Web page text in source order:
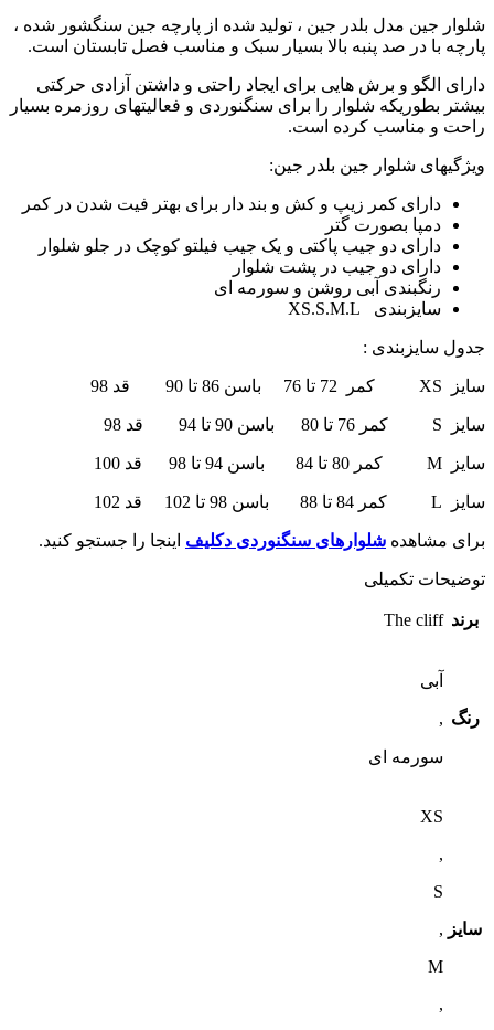
شلوار جین مدل بلدر جین ، تولید شده از پارچه جین سنگشور شده ،
پارچه با در صد پنبه بالا بسیار سبک و مناسب فصل تابستان است.
دارای الگو و برش هایی برای ایجاد راحتی و داشتن آزادی حرکتی
بیشتر بطوریکه شلوار را برای سنگنوردی و فعالیتهای روزمره بسیار
راحت و مناسب کرده است.
ویژگیهای شلوار جین بلدر جین:
دارای کمر زیپ و کش و بند دار برای بهتر فیت شدن در کمر
دمپا بصورت گتر
دارای دو جیب پاکتی و یک جیب فیلتو کوچک در جلو شلوار
دارای دو جیب در پشت شلوار
رنگبندی آبی روشن و سورمه ای
سایزبندی XS.S.M.L
جدول سایزبندی :
سایز XS کمر 72 تا 76 باسن 86 تا 90 قد 98
سایز S کمر 76 تا 80 باسن 90 تا 94 قد 98
سایز M کمر 80 تا 84 باسن 94 تا 98 قد 100
سایز L کمر 84 تا 88 باسن 98 تا 102 قد 102
برای مشاهده شلوارهای سنگنوردی دکلیف اینجا را جستجو کنید.
توضیحات تکمیلی
برند The cliff
رنگ
آبی
,
سورمه ای
سایز
XS
,
S
,
M
,